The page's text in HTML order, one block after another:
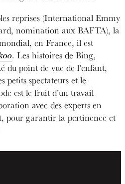
reprises (International Emmy
nomination aux BAFTA), la
en France, il est
. Les histoires de Bing,
du point de vue de l’enfant,
petits spectateurs et le
est le fruit d’un travail
avec des experts en
pour garantir la pertinence et